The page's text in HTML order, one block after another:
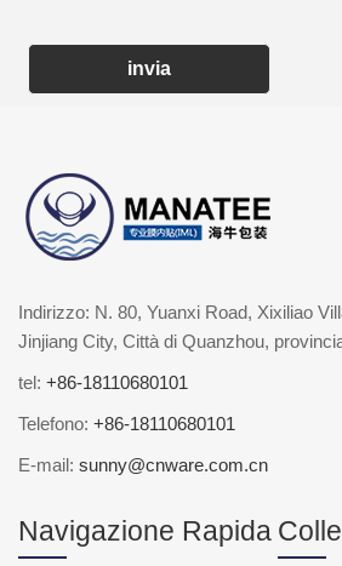
invia
Indirizzo: N. 80, Yuanxi Road, Xixiliao
Jinjiang City, Città di Quanzhou,
tel: +86-18110680101
Telefono: +86-18110680101
E-mail: sunny@cnware.com.cn
Navigazione Rapida